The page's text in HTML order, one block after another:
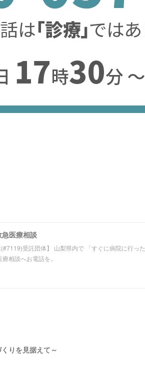
医療相談
(#7119)受託団体】 山梨県内で 「すぐに病院に行っ
相談へお電話を。
りを見据えて～